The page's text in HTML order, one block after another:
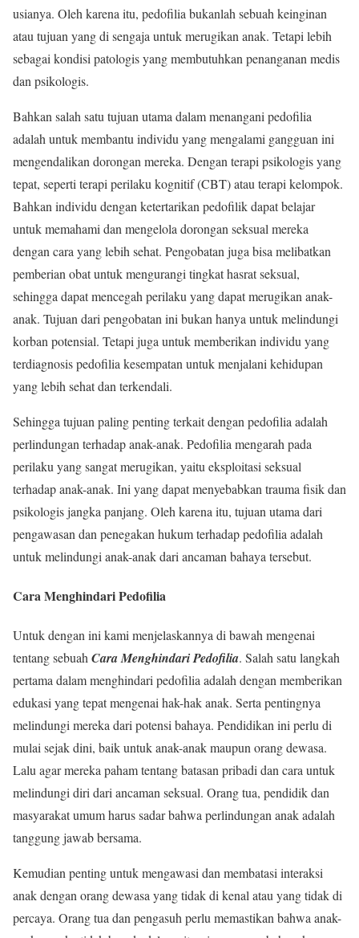
usianya. Oleh karena itu, pedofilia bukanlah sebuah keinginan
atau tujuan yang di sengaja untuk merugikan anak. Tetapi lebih
sebagai kondisi patologis yang membutuhkan penanganan medis
dan psikologis.
Bahkan salah satu tujuan utama dalam menangani pedofilia
adalah untuk membantu individu yang mengalami gangguan ini
mengendalikan dorongan mereka. Dengan terapi psikologis yang
tepat, seperti terapi perilaku kognitif (CBT) atau terapi kelompok.
Bahkan individu dengan ketertarikan pedofilik dapat belajar
untuk memahami dan mengelola dorongan seksual mereka
dengan cara yang lebih sehat. Pengobatan juga bisa melibatkan
pemberian obat untuk mengurangi tingkat hasrat seksual,
sehingga dapat mencegah perilaku yang dapat merugikan anak-
anak. Tujuan dari pengobatan ini bukan hanya untuk melindungi
korban potensial. Tetapi juga untuk memberikan individu yang
terdiagnosis pedofilia kesempatan untuk menjalani kehidupan
yang lebih sehat dan terkendali.
Sehingga tujuan paling penting terkait dengan pedofilia adalah
perlindungan terhadap anak-anak. Pedofilia mengarah pada
perilaku yang sangat merugikan, yaitu eksploitasi seksual
terhadap anak-anak. Ini yang dapat menyebabkan trauma fisik dan
psikologis jangka panjang. Oleh karena itu, tujuan utama dari
pengawasan dan penegakan hukum terhadap pedofilia adalah
untuk melindungi anak-anak dari ancaman bahaya tersebut.
Cara Menghindari Pedofilia
Untuk dengan ini kami menjelaskannya di bawah mengenai
tentang sebuah Cara Menghindari Pedofilia. Salah satu langkah
pertama dalam menghindari pedofilia adalah dengan memberikan
edukasi yang tepat mengenai hak-hak anak. Serta pentingnya
melindungi mereka dari potensi bahaya. Pendidikan ini perlu di
mulai sejak dini, baik untuk anak-anak maupun orang dewasa.
Lalu agar mereka paham tentang batasan pribadi dan cara untuk
melindungi diri dari ancaman seksual. Orang tua, pendidik dan
masyarakat umum harus sadar bahwa perlindungan anak adalah
tanggung jawab bersama.
Kemudian penting untuk mengawasi dan membatasi interaksi
anak dengan orang dewasa yang tidak di kenal atau yang tidak di
percaya. Orang tua dan pengasuh perlu memastikan bahwa anak-